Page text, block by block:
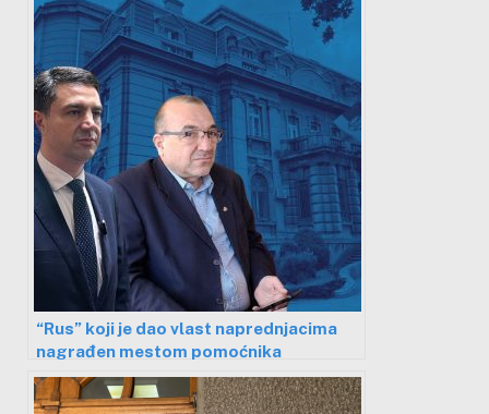
“Rus” koji je dao vlast naprednjacima
nagrađen mestom pomoćnika
gradonačelnika Niša